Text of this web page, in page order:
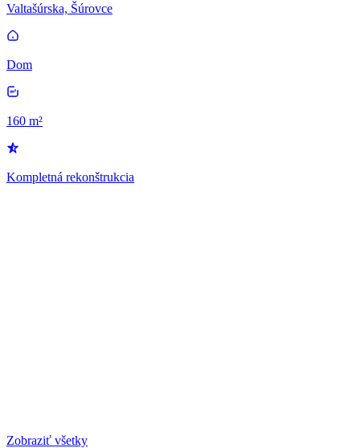
Valtašúrska, Šúrovce
Dom
160 m²
Kompletná rekonštrukcia
Zobraziť všetky